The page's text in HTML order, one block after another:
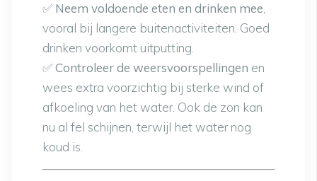
✅ Neem voldoende eten en drinken mee
vooral bij langere buitenactiviteiten. Goed
drinken voorkomt uitputting.
✅Controleer de weersvoorspellingen en
wees extra voorzichtig bij sterke wind of
afkoeling van het water. Ook de zon kan
nu al fel schijnen, terwijl het water nog
koud is.